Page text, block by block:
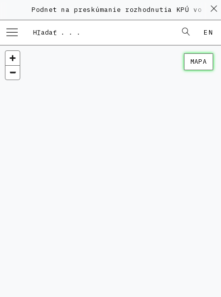
Podnet na preskúmanie rozhodnutia KPÚ vo
EN
MAPA